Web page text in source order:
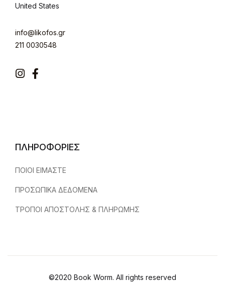
United States
info@likofos.gr
211 0030548
Instagram
Facebook
ΠΛΗΡΟΦΟΡΙΕΣ
ΠΟΙΟΙ ΕΙΜΑΣΤΕ
ΠΡΟΣΩΠΙΚΑ ΔΕΔΟΜΕΝΑ
ΤΡΟΠΟΙ ΑΠΟΣΤΟΛΗΣ & ΠΛΗΡΩΜΗΣ
©2020 Book Worm. All rights reserved